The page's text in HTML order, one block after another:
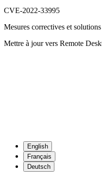
CVE-2022-33995
Mesures correctives et
Mettre à jour vers Remote
English
Français
Deutsch